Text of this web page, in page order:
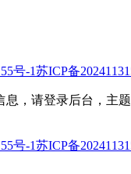
苏ICP备
息，请登录后台，主
苏ICP备